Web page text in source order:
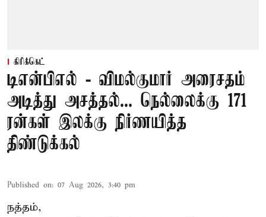
கிரிக்கெட்
டிஎன்பிஎல் - விமல்குமார் அரைசதம்
அடித்து அசத்தல்... நெல்லைக்கு 171
ரன்கள் இலக்கு நிர்ணயித்த
திண்டுக்கல்
Published on: 07 Aug 2026, 3:40 pm
நத்தம்,